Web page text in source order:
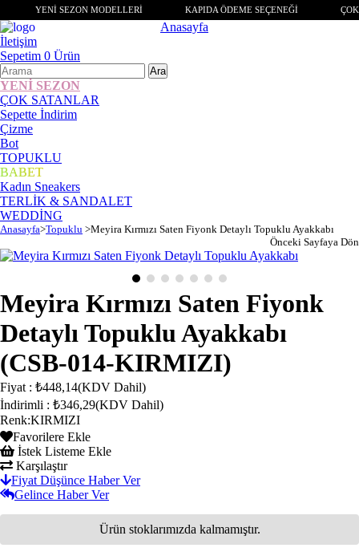
YENİ SEZON MODELLERİ KAPIDA ÖDEME SEÇENEĞİ
Anasayfa
İletişim
Sepetim 0 Ürün
YENİ SEZON
ÇOK SATANLAR
Sepette İndirim
Çizme
Bot
TOPUKLU
BABET
Kadın Sneakers
TERLİK & SANDALET
WEDDİNG
Anasayfa>Topuklu >Meyira Kırmızı Saten Fiyonk Detaylı Topuklu Ayakkabı
Önceki Sayfaya Dön
Meyira Kırmızı Saten Fiyonk
Detaylı Topuklu Ayakkabı
(CSB-014-KIRMIZI)
Fiyat : ₺448,14(KDV Dahil)
İndirimli : ₺346,29(KDV Dahil)
Renk:KIRMIZI
Favorilere Ekle
İstek Listeme Ekle
Karşılaştır
Fiyat Düşünce Haber Ver
Gelince Haber Ver
Ürün stoklarımızda kalmamıştır.